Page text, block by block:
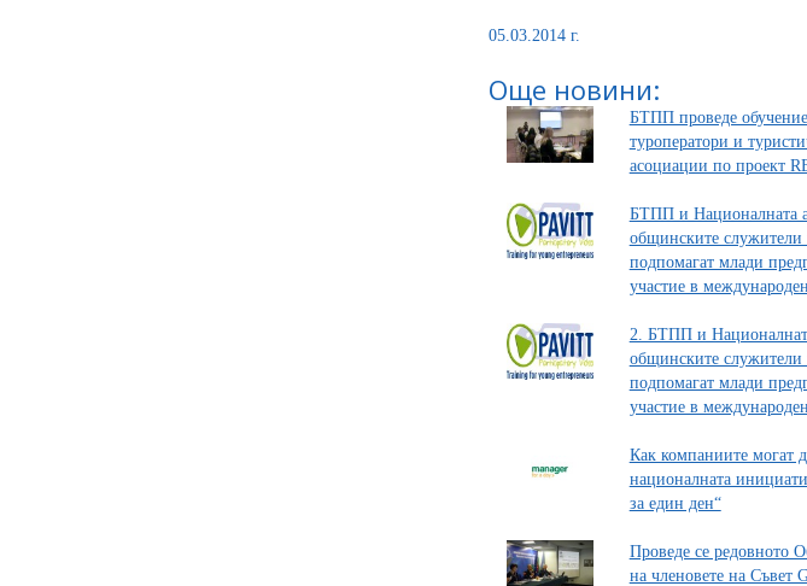
05.03.2014 г.
Още новини:
БТПП проведе
туроператори и
асоциации по проект
БТПП и Националната
общинските служители
подпомагат млади
участие в
2. БТПП и
общинските служители
подпомагат млади
участие в
Как компаниите могат
националната
за един ден“
Проведе се редовното
на членовете на Съвет